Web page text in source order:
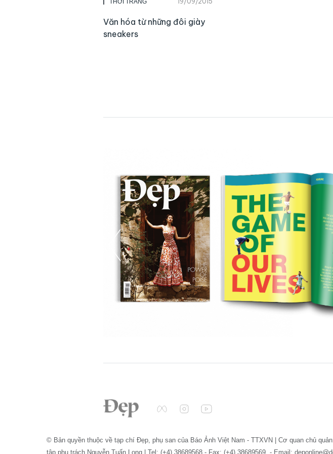
Văn hóa từ những đôi giày
sneakers
© Bản quyền thuộc về tạp chí Đẹp, phụ san của Báo Ảnh Việt Nam - TTXVN | Cơ quan chủ
tập phụ trách Nguyễn Tuấn Long | Tel: (+4) 38689568 - Fax: (+4) 38689569. - Email: